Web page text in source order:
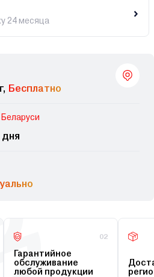
24 месяца
Бесплатно
02
Гарантийное
обслуживание
любой продукции